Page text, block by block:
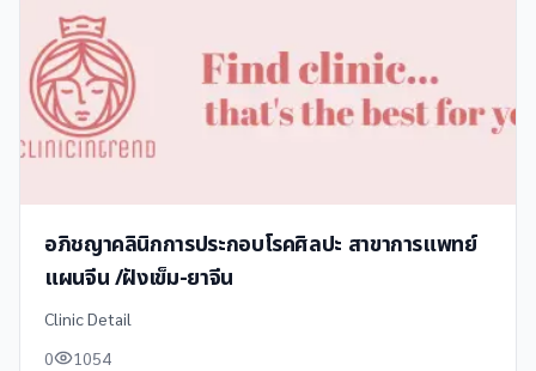
อภิชญาคลินิกการประกอบโรคศิลปะ สาขาการแพทย์
แผนจีน /ฝังเข็ม-ยาจีน
Clinic Detail
0
1054